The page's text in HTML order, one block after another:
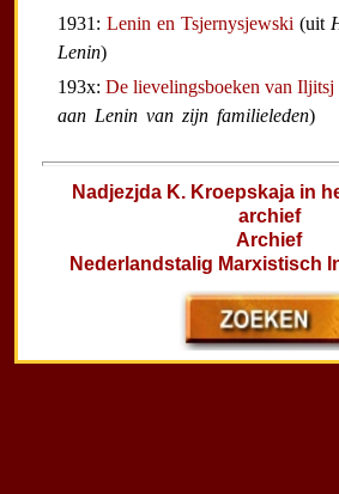
1931: Lenin en Tsjernysjewski (uit
Lenin)
193x: De lievelingsboeken van Iljitsj
aan Lenin van zijn familieleden)
Nadjezjda K. Kroepskaja in
archief
Archief
Nederlandstalig Marxistisch